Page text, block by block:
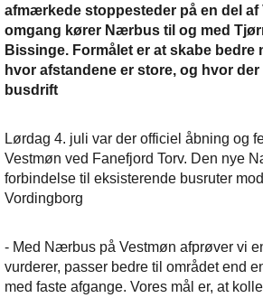
afmærkede stoppesteder på en del af
omgang kører Nærbus til og med
Bissinge. Formålet er at skabe bedre
hvor afstandene er store, og hvor der
busdrift
Lørdag 4. juli var der officiel åbning og
Vestmøn ved Fanefjord Torv. Den nye
forbindelse til eksisterende busruter
Vordingborg
- Med Nærbus på Vestmøn afprøver vi
vurderer, passer bedre til området end
med faste afgange. Vores mål er, at